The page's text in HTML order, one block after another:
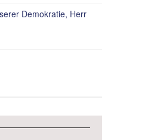
Demokratie, Herr